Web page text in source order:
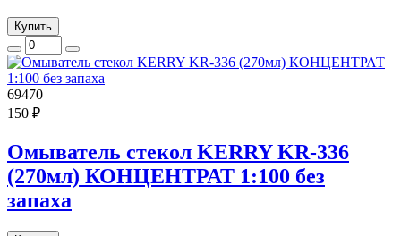
Купить
69470
150 ₽
Омыватель стекол KERRY KR-336
(270мл) КОНЦЕНТРАТ 1:100 без
запаха